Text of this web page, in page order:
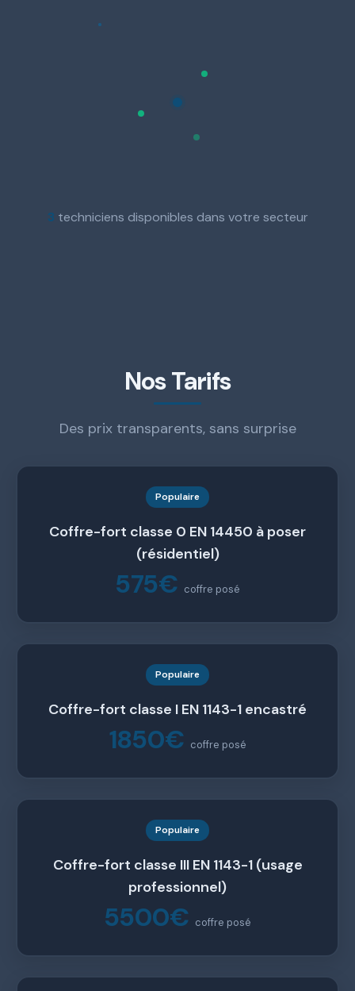
3 techniciens disponibles dans votre secteur
Nos Tarifs
Des prix transparents, sans surprise
Populaire
Coffre-fort classe 0 EN 14450 à poser
(résidentiel)
575€ coffre posé
Populaire
Coffre-fort classe I EN 1143-1 encastré
1850€ coffre posé
Populaire
Coffre-fort classe III EN 1143-1 (usage
professionnel)
5500€ coffre posé